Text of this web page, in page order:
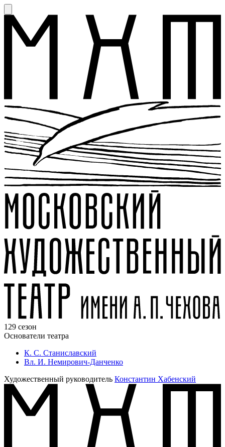
129 сезон
Основатели театра
К. С. Станиславский
Вл. И. Немирович-Данченко
Художественный руководитель Константин Хабенский